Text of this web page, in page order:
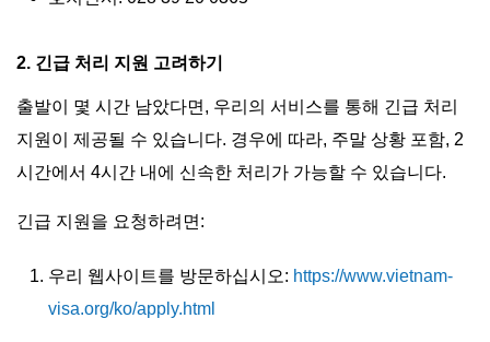
2. 긴급 처리 지원 고려하기
출발이 몇 시간 남았다면, 우리의 서비스를 통해 긴급 처리
지원이 제공될 수 있습니다. 경우에 따라, 주말 상황 포함, 2
시간에서 4시간 내에 신속한 처리가 가능할 수 있습니다.
긴급 지원을 요청하려면:
우리 웹사이트를 방문하십시오: https://www.vietnam-
visa.org/ko/apply.html